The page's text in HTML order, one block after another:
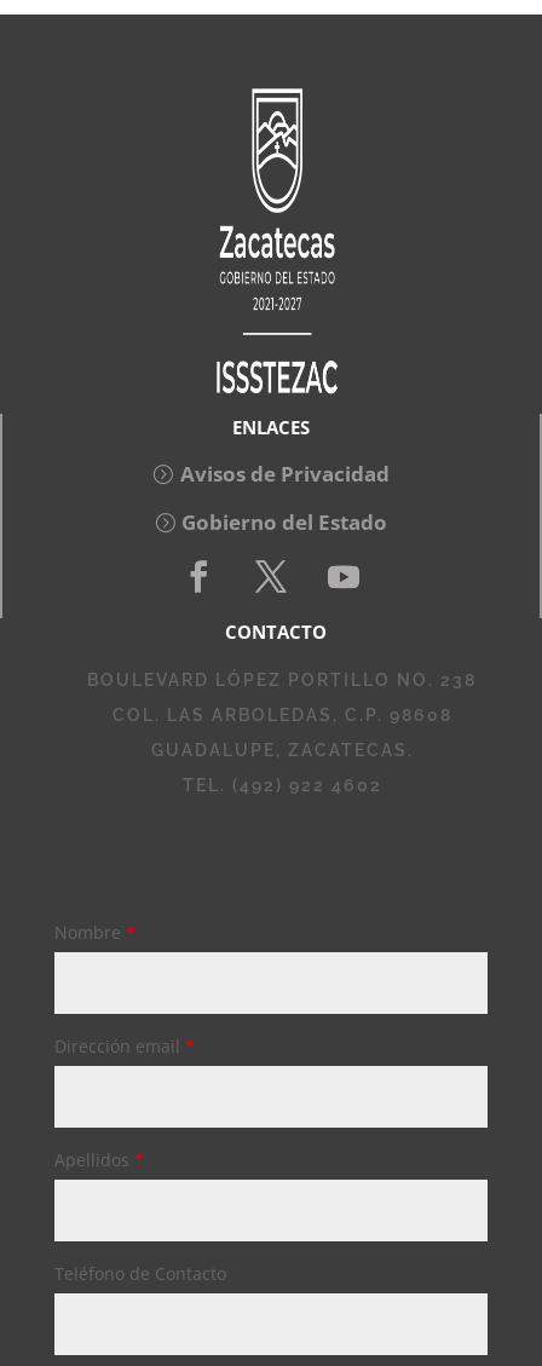
ENLACES
Avisos de Privacidad
Gobierno del Estado
CONTACTO
BOULEVARD LÓPEZ PORTILLO NO. 238
COL. LAS ARBOLEDAS, C.P. 98608
GUADALUPE, ZACATECAS.
TEL. (492) 922 4602
Nombre *
Dirección email *
Apellidos *
Teléfono de Contacto